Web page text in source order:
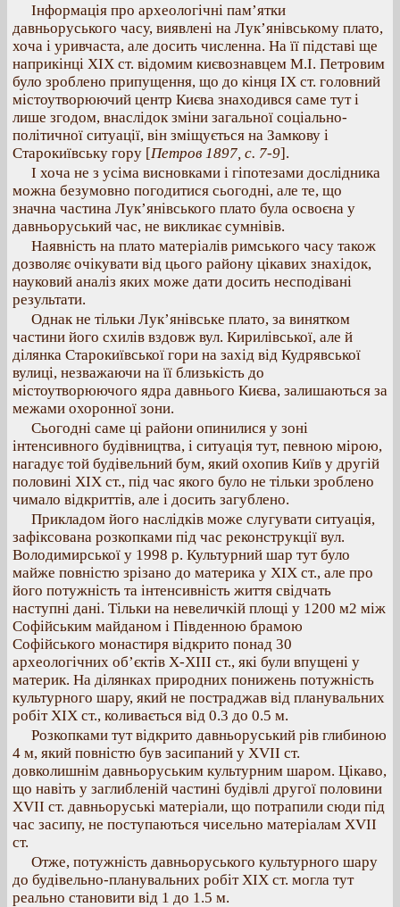
Інформація про археологічні пам’ятки
давньоруського часу, виявлені на Лук’янівському плато,
хоча і уривчаста, але досить численна. На її підставі ще
наприкінці XIX ст. відомим києвознавцем М.І. Петровим
було зроблено припущення, що до кінця IX ст. головний
містоутворюючий центр Києва знаходився саме тут і
лише згодом, внаслідок зміни загальної соціально-
політичної ситуації, він зміщується на Замкову і
Старокиївську гору [Петров 1897, с. 7-9].
І хоча не з усіма висновками і гіпотезами дослідника
можна безумовно погодитися сьогодні, але те, що
значна частина Лук’янівського плато була освоєна у
давньоруський час, не викликає сумнівів.
Наявність на плато матеріалів римського часу також
дозволяє очікувати від цього району цікавих знахідок,
науковий аналіз яких може дати досить несподівані
результати.
Однак не тільки Лук’янівське плато, за винятком
частини його схилів вздовж вул. Кирилівської, але й
ділянка Старокиївської гори на захід від Кудрявської
вулиці, незважаючи на її близькість до
містоутворюючого ядра давнього Києва, залишаються за
межами охоронної зони.
Сьогодні саме ці райони опинилися у зоні
інтенсивного будівництва, і ситуація тут, певною мірою,
нагадує той будівельний бум, який охопив Київ у другій
половині XIX ст., під час якого було не тільки зроблено
чимало відкриттів, але і досить загублено.
Прикладом його наслідків може слугувати ситуація,
зафіксована розкопками під час реконструкції вул.
Володимирської у 1998 р. Культурний шар тут було
майже повністю зрізано до материка у XIX ст., але про
його потужність та інтенсивність життя свідчать
наступні дані. Тільки на невеличкій площі у 1200 м2 між
Софійським майданом і Південною брамою
Софійського монастиря відкрито понад 30
археологічних об’єктів Х-ХІІІ ст., які були впущені у
материк. На ділянках природних понижень потужність
культурного шару, який не постраджав від планувальних
робіт XIX ст., коливається від 0.3 до 0.5 м.
Розкопками тут відкрито давньоруський рів глибиною
4 м, який повністю був засипаний у ХVІІ ст.
довколишнім давньоруським культурним шаром. Цікаво,
що навіть у заглибленій частині будівлі другої половини
ХVІІ ст. давньоруські матеріали, що потрапили сюди під
час засипу, не поступаються чисельно матеріалам ХVІІ
ст.
Отже, потужність давньоруського культурного шару
до будівельно-планувальних робіт XIX ст. могла тут
реально становити від 1 до 1.5 м.